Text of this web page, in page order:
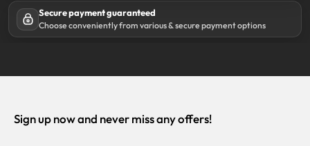
Secure payment guaranteed
Choose conveniently from various & secure payment options
Sign up now and never miss any offers!